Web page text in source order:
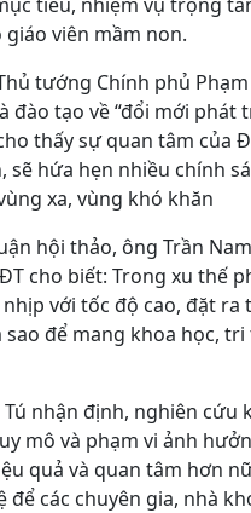
viên mầm non.
tướng Chính phủ
đào tạo về “đổi mới
thấy sự quan tâm của
sẽ hứa hẹn nhiều chính
xa, vùng khó khăn
hội thảo, ông Trần
cho biết: Trong xu thế
với tốc độ cao, đặt
sao để mang khoa học,
Tú nhận định, nghiên
mô và phạm vi ảnh
quả và quan tâm hơn
để các chuyên gia, nhà